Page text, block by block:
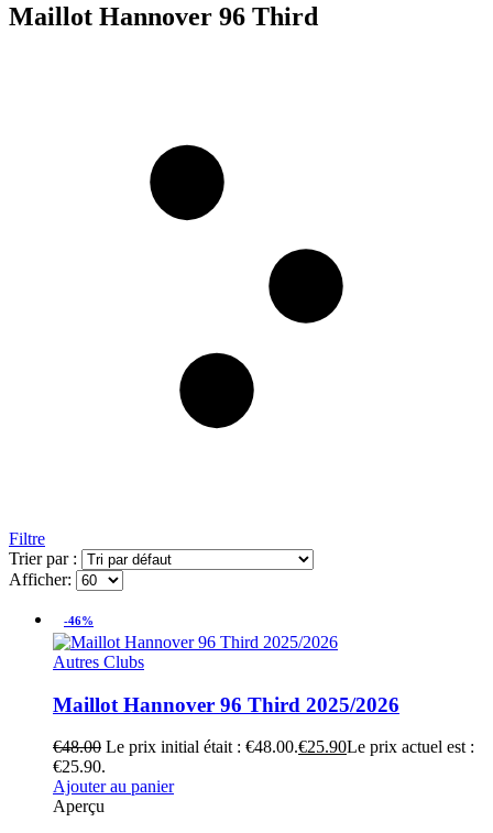
Maillot Hannover 96 Third
Filtre
Trier par :
Afficher:
-46%
Autres Clubs
Maillot Hannover 96 Third 2025/2026
€48.00 Le prix initial était : €48.00.€25.90Le prix actuel est :
€25.90.
Ajouter au panier
Aperçu